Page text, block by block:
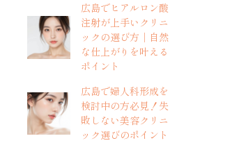
広島でヒアルロン酸
注射が上手いクリニ
ックの選び方｜自然
な仕上がりを叶える
ポイント
広島で婦人科形成を
検討中の方必見！失
敗しない美容クリニ
ック選びのポイント